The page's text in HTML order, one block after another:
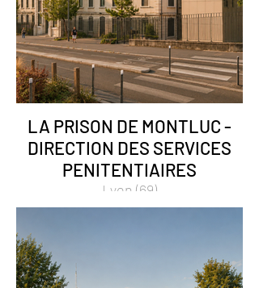
LA PRISON DE MONTLUC -
DIRECTION DES SERVICES
PENITENTIAIRES
Lyon (69)